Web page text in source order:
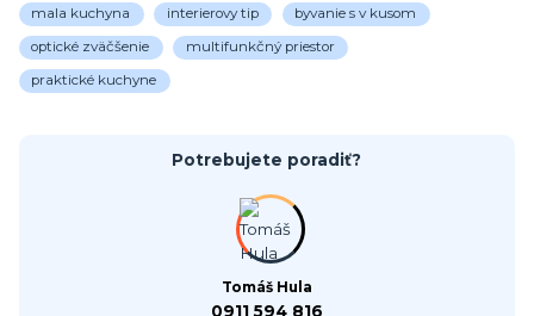
mala kuchyna interierovy tip byvanie s v kusom
optické zväčšenie multifunkčný priestor
praktické kuchyne
Potrebujete poradiť?
Tomáš Hula
0911 594 816